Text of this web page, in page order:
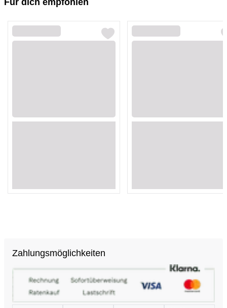
Loading...
Loading...
Loading...
Loading...
Zahlungsmöglichkeiten